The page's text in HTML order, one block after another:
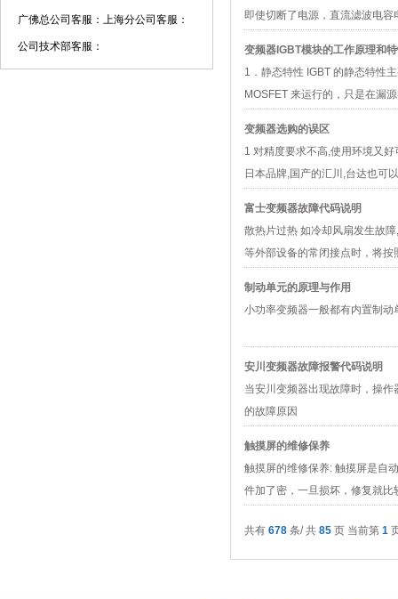
广佛总公司客服： 上海分公司客服：
公司技术部客服：
即使切断了电源，直流滤波电
变频器IGBT模块的工作原理和
1．静态特性 IGBT 的静态特性
MOSFET 来运行的，只是在漏
变频器选购的误区
1 对精度要求不高,使用环境又
日本品牌,国产的汇川,台达也可
富士变频器故障代码说明
散热片过热 如冷却风扇发生故
等外部设备的常闭接点时，将
制动单元的原理与作用
小功率变频器一般都有内置制
安川变频器故障报警代码说明
当安川变频器出现故障时，操
的故障原因
触摸屏的维修保养
触摸屏的维修保养: 触摸屏是自
件加了密，一旦损坏，修复就比
共有 678 条/ 共 85 页 当前第 1